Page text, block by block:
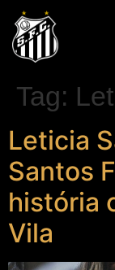
Tag:
Leticia
Santos
história
Vila